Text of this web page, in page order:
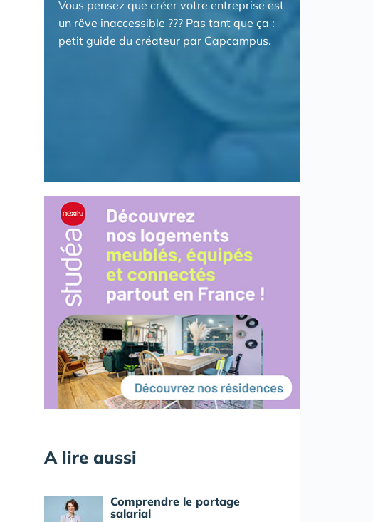
Vous pensez que créer votre entreprise est
un rêve inaccessible ??? Pas tant que ça :
petit guide du créateur par Capcampus.
A lire aussi
Comprendre le portage
salarial